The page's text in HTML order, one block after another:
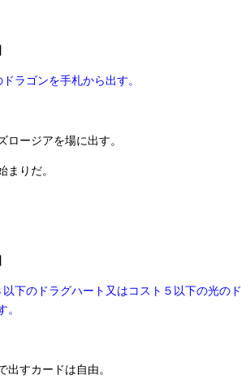
ラゴンを手札から出す。
ロージアを場に出す。
まりだ。
下のドラグハート又はコスト５以下の光のド
。
出すカードは自由。